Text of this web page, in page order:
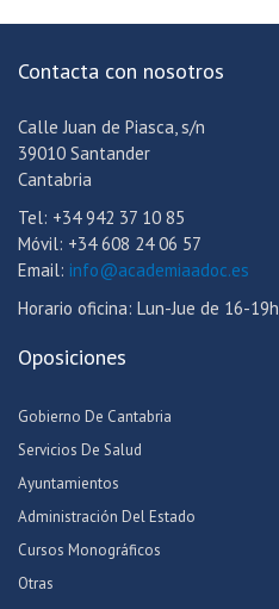
Contacta con nosotros
Calle Juan de Piasca, s/n
39010 Santander
Cantabria
Tel: +34 942 37 10 85
Móvil: +34 608 24 06 57
Email: info@academiaadoc.es
Horario oficina: Lun-Jue de 16-19h
Oposiciones
Gobierno De Cantabria
Servicios De Salud
Ayuntamientos
Administración Del Estado
Cursos Monográficos
Otras